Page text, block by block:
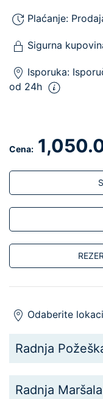
Plaćanje:
Sigurna
Isporuka:
od 24h
Cena:
Odaberite
Radnja
Radnja